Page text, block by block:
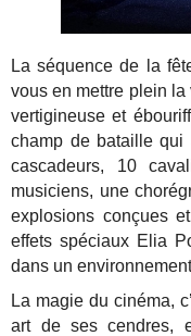
La séquence de la
vous en mettre plein
vertigineuse et
champ de bataille
cascadeurs, 10
musiciens, une
explosions conçues
effets spéciaux Elia
dans un
La magie du cinéma,
art de ses cendres,